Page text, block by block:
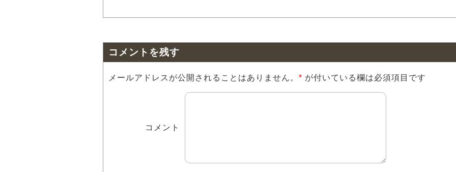
コメントを残す
メールアドレスが公開されることはありません。 * が付いている欄は必須項目です
コメント